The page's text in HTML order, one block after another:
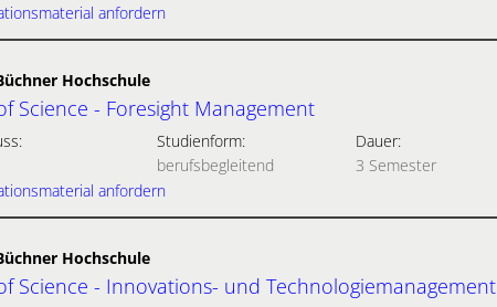
anfordern
Hochschule
Science - Foresight Management
Studienform:
berufsbegleitend
Dauer:
3 Semester
anfordern
Hochschule
Science - Innovations- und Technologiemanagement